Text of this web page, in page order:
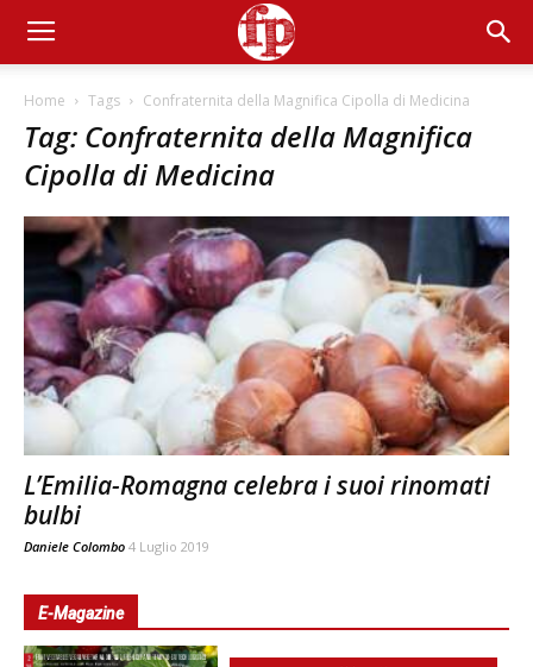
Home Tags Confraternita della Magnifica Cipolla di Medicina
Tag: Confraternita della Magnifica
Cipolla di Medicina
L’Emilia-Romagna celebra i suoi rinomati
bulbi
Daniele Colombo 4 Luglio 2019
E-Magazine